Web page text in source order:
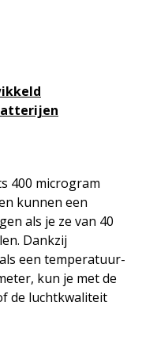
400 microgram
kunnen een
als je ze van 40
Dankzij
een temperatuur-
kun je met de
de luchtkwaliteit